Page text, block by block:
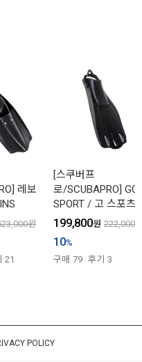
레보
원
21
[스쿠버프
로/SCUBAPRO] GO
SPORT / 고 스포츠
199,800원 222,000
10%
구매 79 후기 3
POLICY